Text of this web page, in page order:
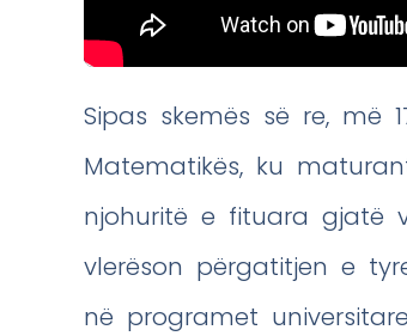
Sipas skemës së re, më
Matematikës, ku
njohuritë e fituara gjatë
vlerëson përgatitjen e
në programet